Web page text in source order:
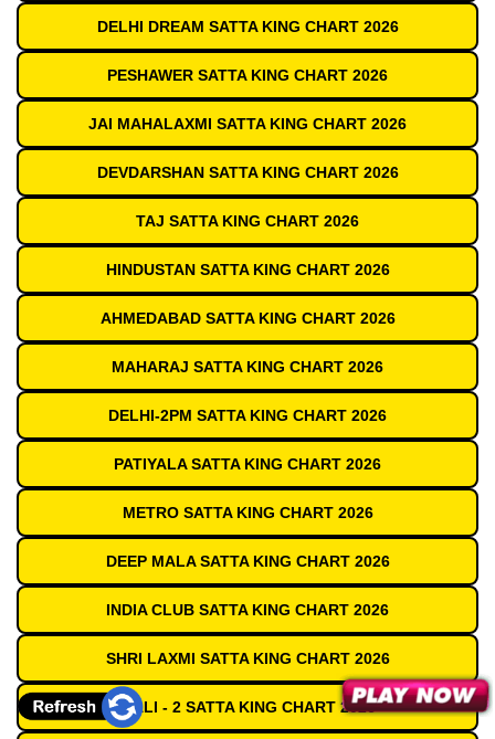
DELHI DREAM SATTA KING CHART 2026
PESHAWER SATTA KING CHART 2026
JAI MAHALAXMI SATTA KING CHART 2026
DEVDARSHAN SATTA KING CHART 2026
TAJ SATTA KING CHART 2026
HINDUSTAN SATTA KING CHART 2026
AHMEDABAD SATTA KING CHART 2026
MAHARAJ SATTA KING CHART 2026
DELHI-2PM SATTA KING CHART 2026
PATIYALA SATTA KING CHART 2026
METRO SATTA KING CHART 2026
DEEP MALA SATTA KING CHART 2026
INDIA CLUB SATTA KING CHART 2026
SHRI LAXMI SATTA KING CHART 2026
GALI - 2 SATTA KING CHART 2026